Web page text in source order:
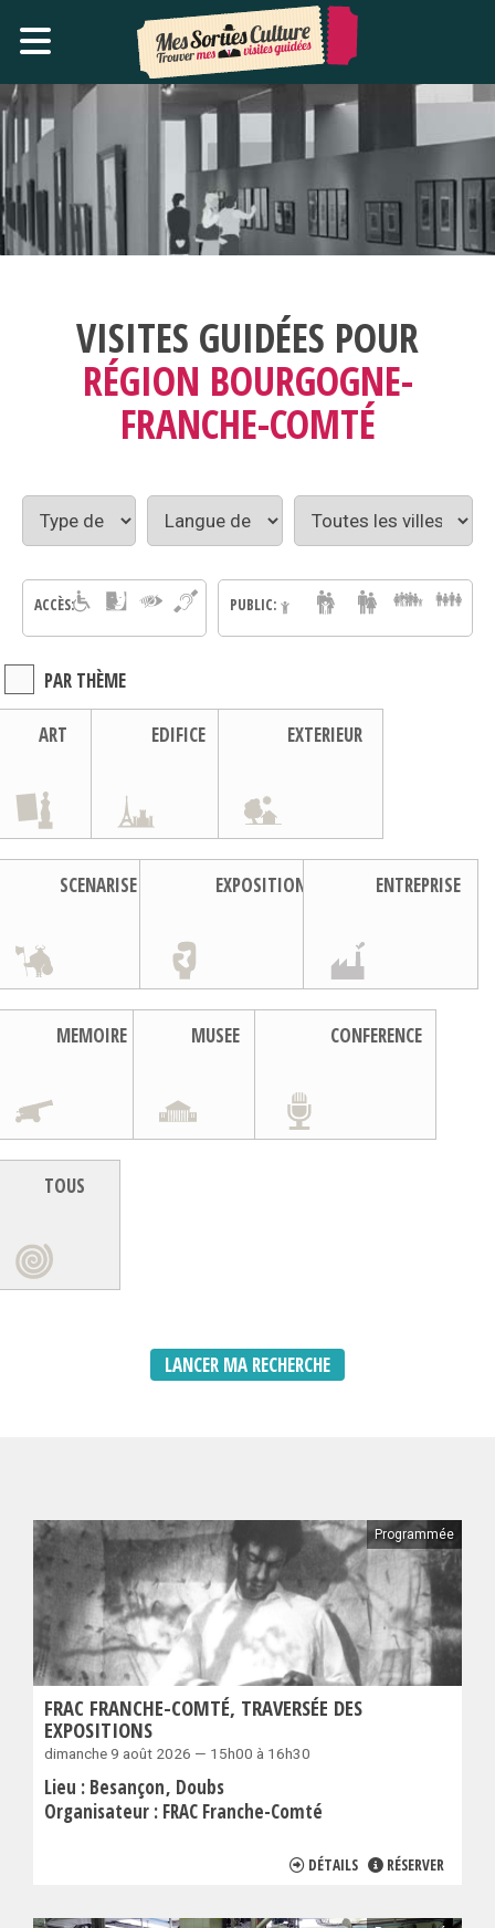
VISITES GUIDÉES POUR
RÉGION BOURGOGNE-
FRANCHE-COMTÉ
ACCÈS: PUBLIC:
PAR THÈME
ART EDIFICE EXTERIEUR
SCENARISE EXPOSITION ENTREPRISE
MEMOIRE MUSEE CONFERENCE
TOUS
LANCER MA RECHERCHE
Programmée
FRAC FRANCHE-COMTÉ, TRAVERSÉE DES
EXPOSITIONS
dimanche 9 août 2026 — 15h00 à 16h30
Lieu : Besançon Doubs
Organisateur : FRAC Franche-Comté
DÉTAILS RÉSERVER